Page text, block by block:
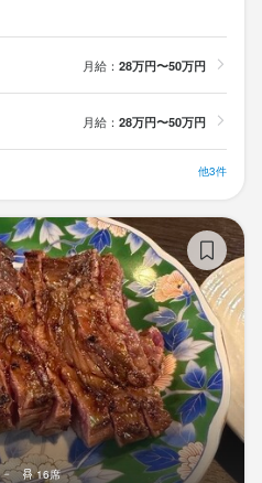
月給： 28万円〜50万円
月給： 28万円〜50万円
他3件
－ 16席